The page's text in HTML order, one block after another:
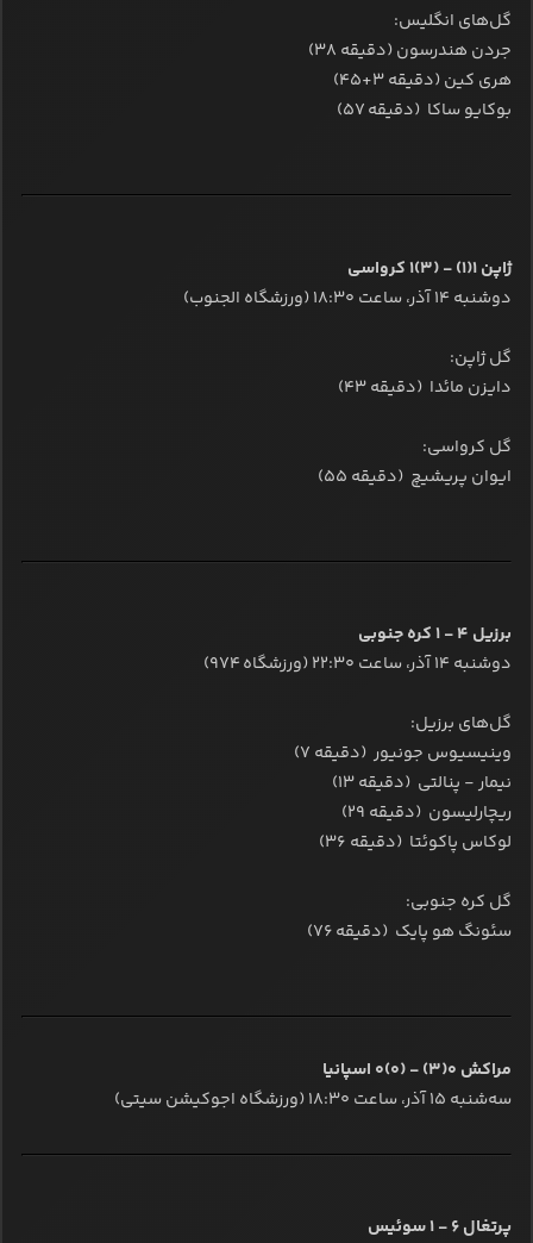
گل‌های انگلیس:
جردن هندرسون (دقیقه ۳۸)
هری کین (دقیقه ۳+۴۵)
بوکایو ساکا (دقیقه ۵۷)
ژاپن ۱(۱) - (۳)۱ کرواسی
دوشنبه ۱۴ آذر، ساعت ۱۸:۳۰ (ورزشگاه الجنوب)
گل‌ ژاپن:
دایزن مائدا (دقیقه ۴۳)
گل کرواسی:
ایوان پریشیچ (دقیقه ۵۵)
برزیل ۴ - ۱ کره جنوبی
دوشنبه ۱۴ آذر، ساعت ۲۲:۳۰ (ورزشگاه ۹۷۴)
گل‌های برزیل:
وینیسیوس جونیور (دقیقه ۷)
نیمار - پنالتی (دقیقه ۱۳)
ریچارلیسون (دقیقه ۲۹)
لوکاس پاکوئتا (دقیقه ۳۶)
گل کره جنوبی:
سئونگ هو پایک (دقیقه ۷۶)
مراکش ۰(۳) - (۰)۰ اسپانیا
سه‌شنبه ۱۵ آذر، ساعت ۱۸:۳۰ (ورزشگاه اجوکیشن سیتی)
پرتغال ۶ - ۱ سوئیس